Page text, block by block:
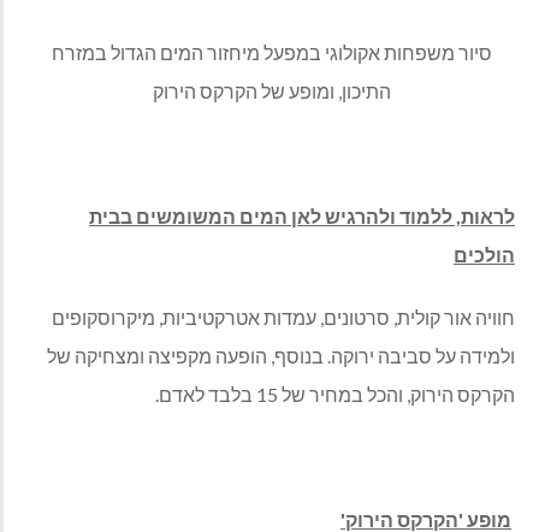
סיור משפחות אקולוגי במפעל מיחזור המים הגדול במזרח
התיכון, ומופע של הקרקס הירוק
לראות, ללמוד ולהרגיש לאן המים המשומשים בבית
הולכים
חוויה אור קולית, סרטונים, עמדות אטרקטיביות, מיקרוסקופים
ולמידה על סביבה ירוקה. בנוסף, הופעה מקפיצה ומצחיקה של
הקרקס הירוק, והכל במחיר של 15 בלבד לאדם.
מופע 'הקרקס הירוק'